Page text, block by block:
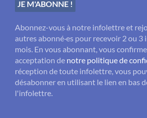
Abonnez-vous à notre infolettre et
autres abonné·es pour recevoir 2 ou
mois. En vous abonnant, vous
acceptation de notre politique de
réception de toute infolettre, vous
désabonner en utilisant le lien en bas
l'infolettre.